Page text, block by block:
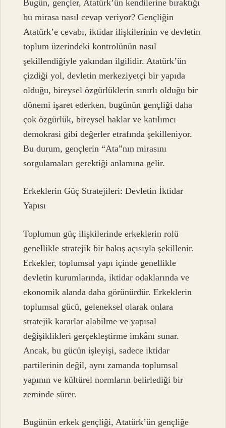
Bugün, gençler, Atatürk’ün kendilerine bıraktığı
bu mirasa nasıl cevap veriyor? Gençliğin
Atatürk’e cevabı, iktidar ilişkilerinin ve devletin
toplum üzerindeki kontrolünün nasıl
şekillendiğiyle yakından ilgilidir. Atatürk’ün
çizdiği yol, devletin merkeziyetçi bir yapıda
olduğu, bireysel özgürlüklerin sınırlı olduğu bir
dönemi işaret ederken, bugünün gençliği daha
çok özgürlük, bireysel haklar ve katılımcı
demokrasi gibi değerler etrafında şekilleniyor.
Bu durum, gençlerin “Ata”nın mirasını
sorgulamaları gerektiği anlamına gelir.
Erkeklerin Güç Stratejileri: Devletin İktidar
Yapısı
Toplumun güç ilişkilerinde erkeklerin rolü
genellikle stratejik bir bakış açısıyla şekillenir.
Erkekler, toplumsal yapı içinde genellikle
devletin kurumlarında, iktidar odaklarında ve
ekonomik alanda daha görünürdür. Erkeklerin
toplumsal gücü, geleneksel olarak onlara
stratejik kararlar alabilme ve yapısal
değişiklikleri gerçekleştirme imkânı sunar.
Ancak, bu gücün işleyişi, sadece iktidar
partilerinin değil, aynı zamanda toplumsal
yapının ve kültürel normların belirlediği bir
zeminde sürer.
Bugünün erkek gençliği, Atatürk’ün gençliğe